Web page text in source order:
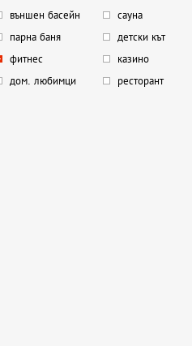
външен басейн
сауна
парна баня
детски кът
фитнес
казино
дом. любимци
ресторант